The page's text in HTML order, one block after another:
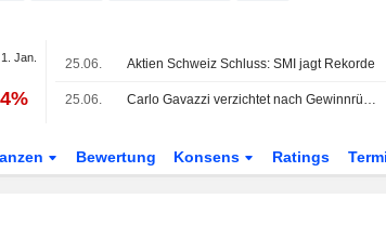
Jan. 25.06. Aktien Schweiz Schluss: SMI jagt Rekorde
25.06. Carlo Gavazzi verzichtet nach Gewinnrückgang erneut auf Dividende
Bewertung Konsens Ratings